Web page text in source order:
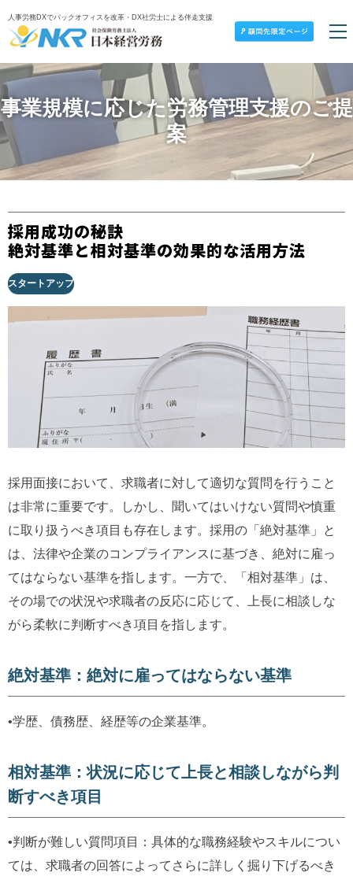
人事労務DXでバックオフィスを改革・DX社労士による伴走支援
事業規模に応じた労務管理支援のご提
案
採用成功の秘訣
絶対基準と相対基準の効果的な活用方法
スタートアップ
採用面接において、求職者に対して適切な質問を行うこと
は非常に重要です。しかし、聞いてはいけない質問や慎重
に取り扱うべき項目も存在します。採用の「絶対基準」と
は、法律や企業のコンプライアンスに基づき、絶対に雇っ
てはならない基準を指します。一方で、「相対基準」は、
その場での状況や求職者の反応に応じて、上長に相談しな
がら柔軟に判断すべき項目を指します。
絶対基準：絶対に雇ってはならない基準
•学歴、債務歴、経歴等の企業基準。
相対基準：状況に応じて上長と相談しながら判
断すべき項目
•判断が難しい質問項目：具体的な職務経験やスキルについ
ては、求職者の回答によってさらに詳しく掘り下げるべき